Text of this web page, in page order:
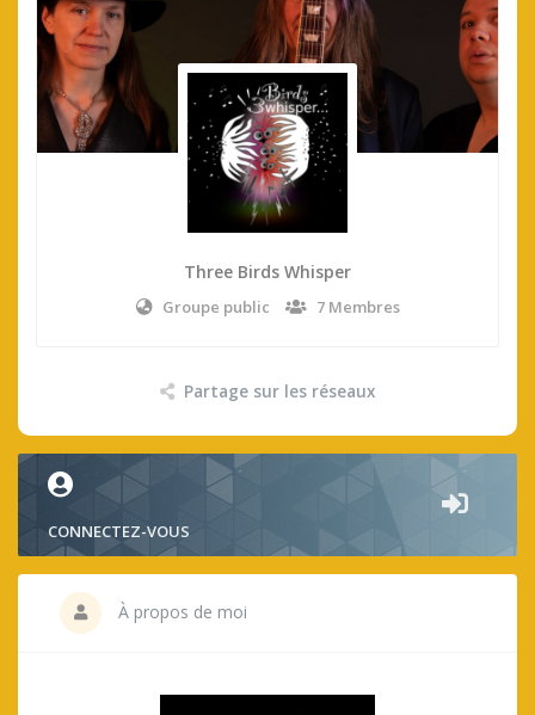
Three Birds Whisper
Groupe public 7 Membres
Partage sur les réseaux
CONNECTEZ-VOUS
À propos de moi